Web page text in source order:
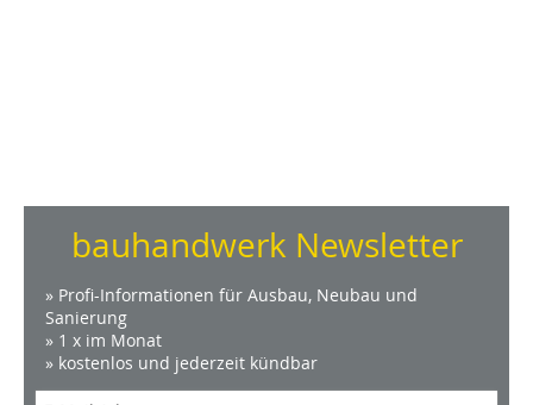
bauhandwerk Newsletter
» Profi-Informationen für Ausbau, Neubau und
Sanierung
» 1 x im Monat
» kostenlos und jederzeit kündbar